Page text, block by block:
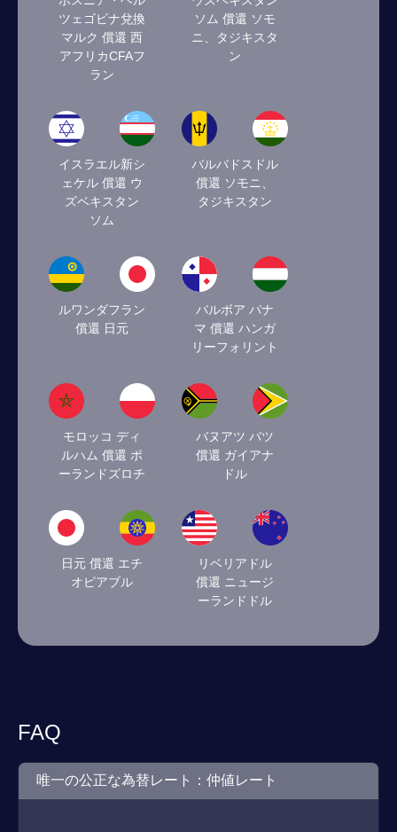
ツェゴビナ兌換
マルク 償還 西
アフリカCFAフ
ラン
ソム 償還 ソモ
ニ、タジキスタ
ン
イスラエル新シ
ェケル 償還 ウ
ズベキスタン
ソム
バルバドスドル
償還 ソモニ、
タジキスタン
ルワンダフラン
償還 日元
バルボア パナ
マ 償還 ハンガ
リーフォリント
モロッコ ディ
ルハム 償還 ポ
ーランドズロチ
バヌアツ バツ
償還 ガイアナ
ドル
日元 償還 エチ
オピアブル
リベリアドル
償還 ニュージ
ーランドドル
FAQ
唯一の公正な為替レート：仲値レート